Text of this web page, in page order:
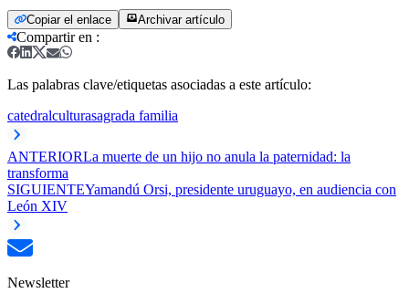
Copiar el enlace Archivar artículo
Compartir en :
Las palabras clave/etiquetas asociadas a este artículo:
catedralculturasagrada familia
ANTERIORLa muerte de un hijo no anula la paternidad: la
transforma
SIGUIENTEYamandú Orsi, presidente uruguayo, en audiencia con
León XIV
Newsletter